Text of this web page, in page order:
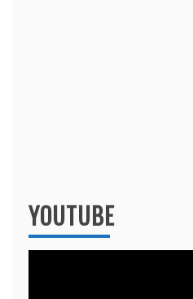
YOUTUBE